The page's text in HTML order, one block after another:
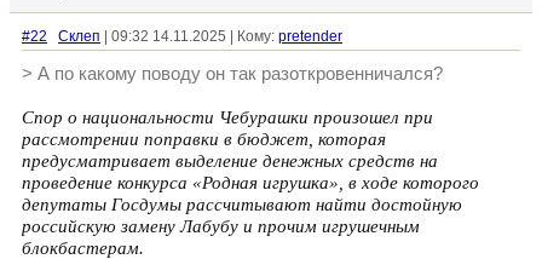
#22 Склеп | 09:32 14.11.2025 | Кому: pretender
> А по какому поводу он так разоткровенничался?
Спор о национальности Чебурашки произошел при
рассмотрении поправки в бюджет, которая
предусматривает выделение денежных средств на
проведение конкурса «Родная игрушка», в ходе которого
депутаты Госдумы рассчитывают найти достойную
российскую замену Лабубу и прочим игрушечным
блокбастерам.